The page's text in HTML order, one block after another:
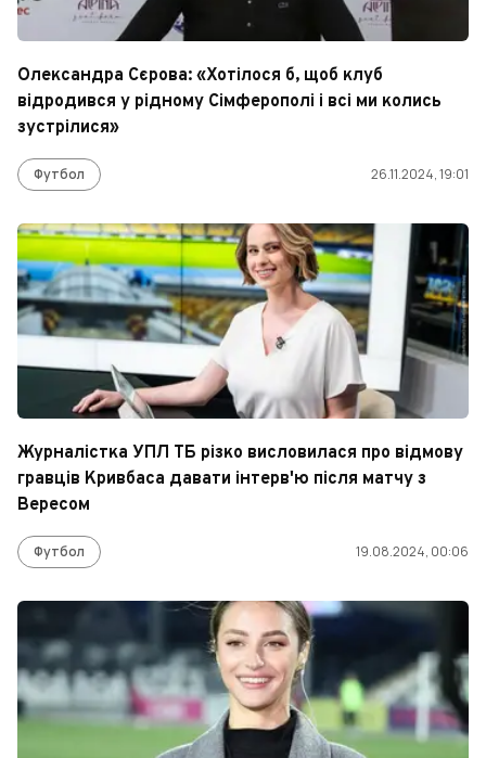
Олександра Сєрова: «Хотілося б, щоб клуб
відродився у рідному Сімферополі і всі ми колись
зустрілися»
Футбол 26.11.2024, 19:01
Журналістка УПЛ ТБ різко висловилася про відмову
гравців Кривбаса давати інтерв'ю після матчу з
Вересом
Футбол 19.08.2024, 00:06